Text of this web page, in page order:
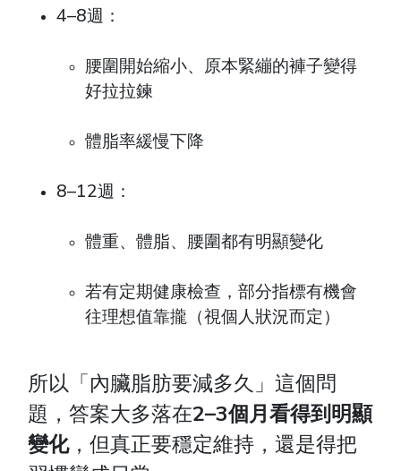
4–8週：
腰圍開始縮小、原本緊繃的褲子變得
好拉拉鍊
體脂率緩慢下降
8–12週：
體重、體脂、腰圍都有明顯變化
若有定期健康檢查，部分指標有機會
往理想值靠攏（視個人狀況而定）
所以「內臟脂肪要減多久」這個問
題，答案大多落在2–3個月看得到明顯
變化，但真正要穩定維持，還是得把